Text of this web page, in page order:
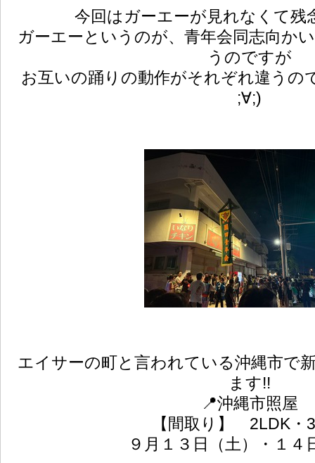
今回はガーエーが見れなくて残
ガーエーというのが、青年会同志向か
うのですが
お互いの踊りの動作がそれぞれ違うの
;∀;)
エイサーの町と言われている沖縄市で
ます!!
📍沖縄市照屋
【間取り】 2LDK・
９月１３日（土）・１４